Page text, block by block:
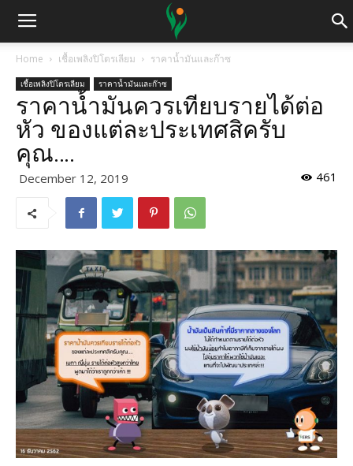
Home เชื้อเพลิงปิโตรเลียม ราคาน้ำมันและก๊าซ
เชื้อเพลิงปิโตรเลียม ราคาน้ำมันและก๊าซ
ราคาน้ำมันควรเทียบรายได้ต่อ
หัว ของแต่ละประเทศสิครับ
คุณ….
December 12, 2019 461